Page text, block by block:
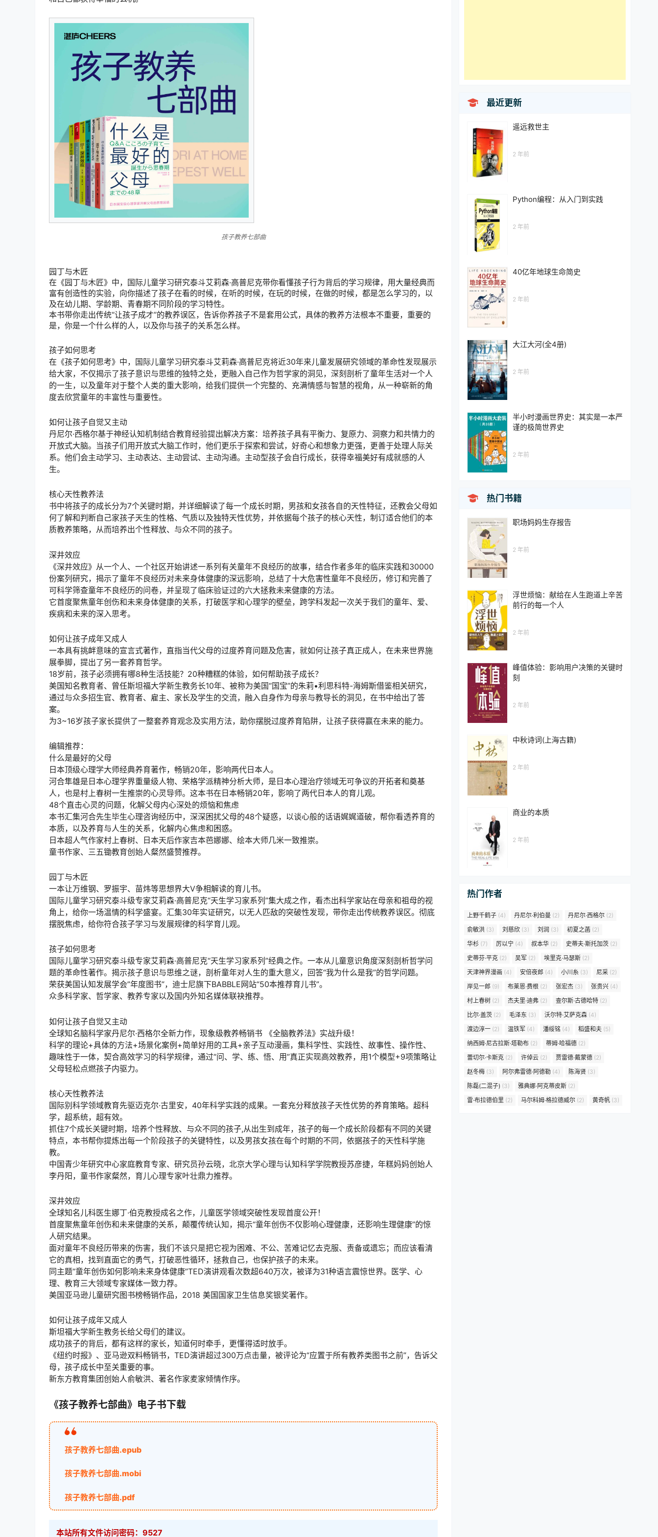
孩子教养七部曲
园丁与木匠
在《园丁与木匠》中，国际儿童学习研究泰斗艾莉森·高普尼克带你看懂孩子行为背后的学习规律，用大量经典而
富有创造性的实验，向你描述了孩子在看的时候，在听的时候，在玩的时候，在做的时候，都是怎么学习的，以
及在幼儿期、学龄期、青春期不同阶段的学习特性。
本书带你走出传统“让孩子成才”的教养误区，告诉你养孩子不是套用公式，具体的教养方法根本不重要，重要的
是，你是一个什么样的人，以及你与孩子的关系怎么样。
孩子如何思考
在《孩子如何思考》中，国际儿童学习研究泰斗艾莉森·高普尼克将近30年来儿童发展研究领域的革命性发现展示
给大家，不仅揭示了孩子意识与思维的独特之处，更融入自己作为哲学家的洞见，深刻剖析了童年生活对一个人
的一生，以及童年对于整个人类的重大影响，给我们提供一个完整的、充满情感与智慧的视角，从一种崭新的角
度去欣赏童年的丰富性与重要性。
如何让孩子自觉又主动
丹尼尔·西格尔基于神经认知机制结合教育经验提出解决方案：培养孩子具有平衡力、复原力、洞察力和共情力的
开放式大脑。当孩子们用开放式大脑工作时，他们更乐于探索和尝试，好奇心和想象力更强，更善于处理人际关
系。他们会主动学习、主动表达、主动尝试、主动沟通。主动型孩子会自行成长，获得幸福美好有成就感的人
生。
核心天性教养法
书中将孩子的成长分为7个关键时期，并详细解读了每一个成长时期，男孩和女孩各自的天性特征，还教会父母如
何了解和判断自己家孩子天生的性格、气质以及独特天性优势，并依据每个孩子的核心天性，制订适合他们的本
质教养策略，从而培养出个性释放、与众不同的孩子。
深井效应
《深井效应》从一个人、一个社区开始讲述一系列有关童年不良经历的故事，结合作者多年的临床实践和30000
份案列研究，揭示了童年不良经历对未来身体健康的深远影响，总结了十大危害性童年不良经历，修订和完善了
可科学筛查童年不良经历的问卷，并呈现了临床验证过的六大拯救未来健康的方法。
它首度聚焦童年创伤和未来身体健康的关系，打破医学和心理学的壁垒，跨学科发起一次关于我们的童年、爱、
疾病和未来的深入思考。
如何让孩子成年又成人
一本具有挑衅意味的宣言式著作，直指当代父母的过度养育问题及危害，就如何让孩子真正成人，在未来世界施
展拳脚，提出了另一套养育哲学。
18岁前，孩子必须拥有哪8种生活技能？20种糟糕的体验，如何帮助孩子成长？
美国知名教育者、曾任斯坦福大学新生教务长10年、被称为美国“国宝”的朱莉•利思科特-海姆斯借鉴相关研究，
通过与众多招生官、教育者、雇主、家长及学生的交流，融入自身作为母亲与教导长的洞见，在书中给出了答
案。
为3~16岁孩子家长提供了一整套养育观念及实用方法，助你摆脱过度养育陷阱，让孩子获得赢在未来的能力。
编辑推荐：
什么是最好的父母
日本顶级心理学大师经典养育著作，畅销20年，影响两代日本人。
河合隼雄是日本心理学界重量级人物、荣格学派精神分析大师，是日本心理治疗领域无可争议的开拓者和奠基
人，也是村上春树一生推崇的心灵导师。这本书在日本畅销20年，影响了两代日本人的育儿观。
48个直击心灵的问题，化解父母内心深处的烦恼和焦虑
本书汇集河合先生毕生心理咨询经历中，深深困扰父母的48个疑惑，以谈心般的话语娓娓道破，帮你看透养育的
本质，以及养育与人生的关系，化解内心焦虑和困惑。
日本超人气作家村上春树、日本天后作家吉本芭娜娜、绘本大师几米一致推崇。
童书作家、三五锄教育创始人粲然盛赞推荐。
园丁与木匠
一本让万维钢、罗振宇、苗炜等思想界大V争相解读的育儿书。
国际儿童学习研究泰斗级专家艾莉森·高普尼克“天生学习家系列”集大成之作，看杰出科学家站在母亲和祖母的视
角上，给你一场温情的科学盛宴。汇集30年实证研究，以无人匹敌的突破性发现，带你走出传统教养误区。彻底
摆脱焦虑，给你符合孩子学习与发展规律的科学育儿观。
孩子如何思考
国际儿童学习研究泰斗级专家艾莉森·高普尼克“天生学习家系列”经典之作。一本从儿童意识角度深刻剖析哲学问
题的革命性著作。揭示孩子意识与思维之谜，剖析童年对人生的重大意义，回答“我为什么是我”的哲学问题。
荣获美国认知发展学会”年度图书”，迪士尼旗下BABBLE网站“50本推荐育儿书”。
众多科学家、哲学家、教养专家以及国内外知名媒体联袂推荐。
如何让孩子自觉又主动
全球知名脑科学家丹尼尔·西格尔全新力作，现象级教养畅销书 《全脑教养法》实战升级！
科学的理论+具体的方法+场景化案例+简单好用的工具+亲子互动漫画，集科学性、实践性、故事性、操作性、
趣味性于一体，契合高效学习的科学规律，通过“问、学、练、悟、用”真正实现高效教养，用1个模型+9项策略让
父母轻松点燃孩子内驱力。
核心天性教养法
国际别科学领域教育先驱迈克尔·古里安，40年科学实践的成果。一套充分释放孩子天性优势的养育策略。超科
学，超系统，超有效。
抓住7个成长关键时期，培养个性释放、与众不同的孩子,从出生到成年，孩子的每一个成长阶段都有不同的关键
特点，本书帮你提炼出每一个阶段孩子的关键特性，以及男孩女孩在每个时期的不同，依据孩子的天性科学施
教。
中国青少年研究中心家庭教育专家、研究员孙云晓，北京大学心理与认知科学学院教授苏彦捷，年糕妈妈创始人
李丹阳，童书作家粲然，育儿心理专家叶壮鼎力推荐。
深井效应
全球知名儿科医生娜丁·伯克教授成名之作，儿童医学领域突破性发现首度公开！
首度聚焦童年创伤和未来健康的关系，颠覆传统认知，揭示“童年创伤不仅影响心理健康，还影响生理健康”的惊
人研究结果。
面对童年不良经历带来的伤害，我们不该只是把它视为困难、不公、苦难记忆去克服、责备或遗忘；而应该看清
它的真相，找到直面它的勇气，打破恶性循环，拯救自己，也保护孩子的未来。
同主题“童年创伤如何影响未来身体健康”TED演讲观看次数超640万次，被译为31种语言震惊世界。医学、心
理、教育三大领域专家媒体一致力荐。
美国亚马逊儿童研究图书榜畅销作品，2018 美国国家卫生信息奖银奖著作。
如何让孩子成年又成人
斯坦福大学新生教务长给父母们的建议。
成功孩子的背后，都有这样的家长，知道何时牵手，更懂得适时放手。
《纽约时报》、亚马逊双料畅销书，TED演讲超过300万点击量，被评论为“应置于所有教养类图书之前”，告诉父
母，孩子成长中至关重要的事。
新东方教育集团创始人俞敏洪、著名作家麦家倾情作序。
《孩子教养七部曲》电子书下载
孩子教养七部曲.epub
孩子教养七部曲.mobi
孩子教养七部曲.pdf
本站所有文件访问密码：9527
 最近更新
遥远救世主
2 年前
Python编程：从入门到实践
2 年前
40亿年地球生命简史
2 年前
大江大河(全4册)
2 年前
半小时漫画世界史：其实是一本严
谨的极简世界史
2 年前
 热门书籍
职场妈妈生存报告
2 年前
浮世烦恼：献给在人生跑道上辛苦
前行的每一个人
2 年前
峰值体验：影响用户决策的关键时
刻
2 年前
中秋诗词(上海古籍)
2 年前
商业的本质
2 年前
热门作者
上野千鹤子 (4) 丹尼尔·利伯曼 (2) 丹尼尔·西格尔 (2)
俞敏洪 (3) 刘慈欣 (3) 刘润 (3) 初夏之菡 (2)
华杉 (7) 厉以宁 (4) 叔本华 (2) 史蒂夫·斯托加茨 (2)
史蒂芬·平克 (2) 吴军 (2) 埃里克·马瑟斯 (2)
天津神界漫画 (4) 安倍夜郎 (4) 小川糸 (3) 尼采 (2)
岸见一郎 (9) 布莱恩·费根 (2) 张宏杰 (3) 张贵兴 (4)
村上春树 (2) 杰夫里·迪弗 (2) 查尔斯·古德哈特 (2)
比尔·盖茨 (2) 毛泽东 (3) 沃尔特·艾萨克森 (4)
渡边淳一 (2) 温铁军 (4) 潘绥铭 (4) 稻盛和夫 (5)
纳西姆·尼古拉斯·塔勒布 (2) 蒂姆·哈福德 (2)
蕾切尔·卡斯克 (2) 许倬云 (2) 贾雷德·戴蒙德 (2)
赵冬梅 (3) 阿尔弗雷德·阿德勒 (4) 陈海贤 (3)
陈磊(二混子) (3) 雅典娜·阿克蒂皮斯 (2)
雷·布拉德伯里 (2) 马尔科姆·格拉德威尔 (2) 黄奇帆 (3)